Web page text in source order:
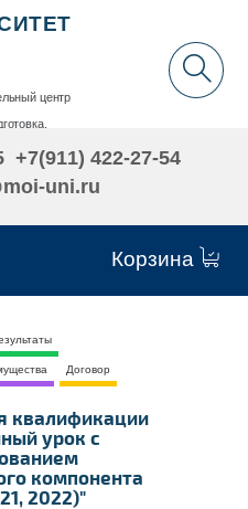
Корзина
центр
+7(911) 422-27-54
uni.ru
Договор
квалификации
урок с
компонента
2022)"